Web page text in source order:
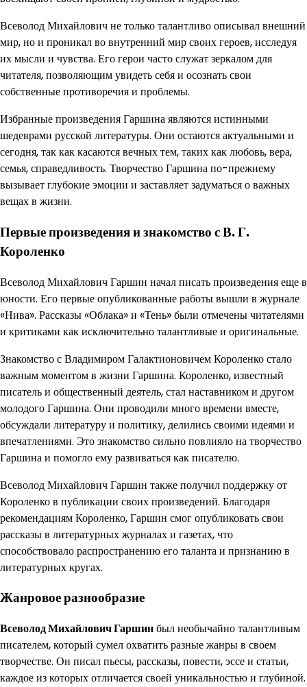
Всеволод Михайлович не только талантливо описывал внешний
мир, но и проникал во внутренний мир своих героев, исследуя
их мысли и чувства. Его герои часто служат зеркалом для
читателя, позволяющим увидеть себя и осознать свои
собственные противоречия и проблемы.
Избранные произведения Гаршина являются истинными
шедеврами русской литературы. Они остаются актуальными и
сегодня, так как касаются вечных тем, таких как любовь, вера,
семья, справедливость. Творчество Гаршина по-прежнему
вызывает глубокие эмоции и заставляет задуматься о важных
вещах в жизни.
Первые произведения и знакомство с В. Г.
Короленко
Всеволод Михайлович Гаршин начал писать произведения еще в
юности. Его первые опубликованные работы вышли в журнале
«Нива». Рассказы «Облака» и «Тень» были отмечены читателями
и критиками как исключительно талантливые и оригинальные.
Знакомство с Владимиром Галактионовичем Короленко стало
важным моментом в жизни Гаршина. Короленко, известный
писатель и общественный деятель, стал наставником и другом
молодого Гаршина. Они проводили много времени вместе,
обсуждали литературу и политику, делились своими идеями и
впечатлениями. Это знакомство сильно повлияло на творчество
Гаршина и помогло ему развиваться как писателю.
Всеволод Михайлович Гаршин также получил поддержку от
Короленко в публикации своих произведений. Благодаря
рекомендациям Короленко, Гаршин смог опубликовать свои
рассказы в литературных журналах и газетах, что
способствовало распространению его таланта и признанию в
литературных кругах.
Жанровое разнообразие
Всеволод Михайлович Гаршинбыл необычайно талантливым
писателем, который сумел охватить разные жанры в своем
творчестве. Он писал пьесы, рассказы, повести, эссе и статьи,
каждое из которых отличается своей уникальностью и глубиной.